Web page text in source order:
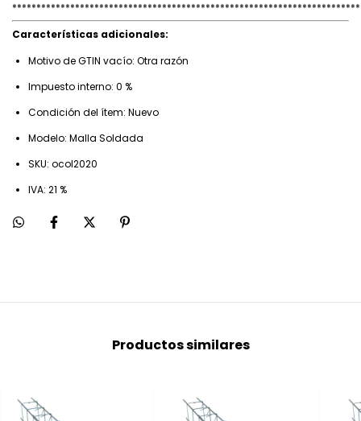
Características adicionales:
Motivo de GTIN vacío: Otra razón
Impuesto interno: 0 %
Condición del ítem: Nuevo
Modelo: Malla Soldada
SKU: ocol2020
IVA: 21 %
Productos similares